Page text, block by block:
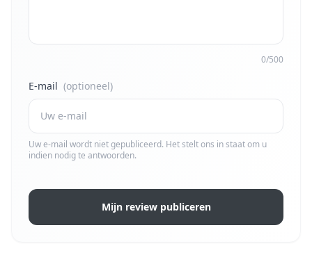
0/500
E-mail (optioneel)
Uw e-mail wordt niet gepubliceerd. Het stelt ons in staat om u
indien nodig te antwoorden.
Mijn review publiceren